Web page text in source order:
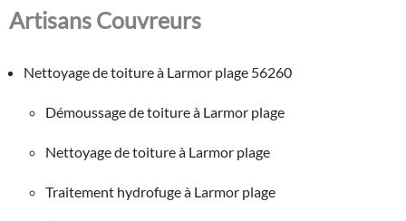
Artisans Couvreurs
Nettoyage de toiture à Larmor plage 56260
Démoussage de toiture à Larmor plage
Nettoyage de toiture à Larmor plage
Traitement hydrofuge à Larmor plage